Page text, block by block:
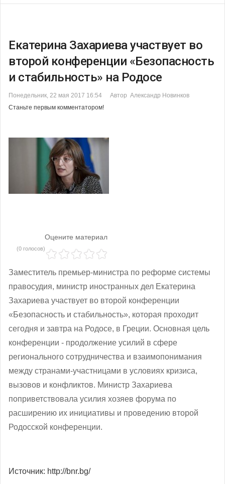
Екатерина Захариева участвует во
второй конференции «Безопасность
и стабильность» на Родосе
Понедельник, 22 мая 2017 16:54
Автор Александр Новинков
Станьте первым комментатором!
Оцените материал
(0 голосов)
Заместитель премьер-министра по реформе системы
правосудия, министр иностранных дел Екатерина
Захариева участвует во второй конференции
«Безопасность и стабильность», которая проходит
сегодня и завтра на Родосе, в Греции. Основная цель
конференции - продолжение усилий в сфере
регионального сотрудничества и взаимопонимания
между странами-участницами в условиях кризиса,
вызовов и конфликтов. Министр Захариева
поприветствовала усилия хозяев форума по
расширению их инициативы и проведению второй
Родосской конференции.
Источник: http://bnr.bg/